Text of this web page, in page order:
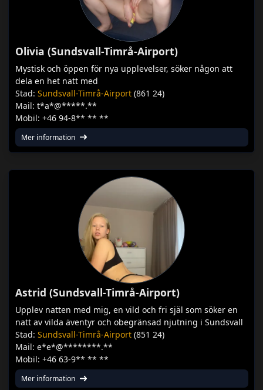
Olivia (Sundsvall-Timrå-Airport)
Mystisk och öppen för nya upplevelser, söker någon att
dela en het natt med
Stad: Sundsvall-Timrå-Airport (861 24)
Mail: t*a*@*****.**
Mobil: +46 94-8** ** **
Mer information
Astrid (Sundsvall-Timrå-Airport)
Upplev natten med mig, en vild och fri själ som söker en
natt av vilda äventyr och obegränsad njutning i Sundsvall
Stad: Sundsvall-Timrå-Airport (851 24)
Mail: e*e*@********.**
Mobil: +46 63-9** ** **
Mer information